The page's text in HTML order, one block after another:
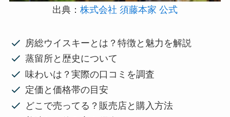
出典： 株式会社 須藤本家 公式
房総ウイスキーとは？特徴と魅力を解説
蒸留所と歴史について
味わいは？実際の口コミを調査
定価と価格帯の目安
どこで売ってる？販売店と購入方法